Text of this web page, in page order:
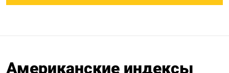
Американские индексы